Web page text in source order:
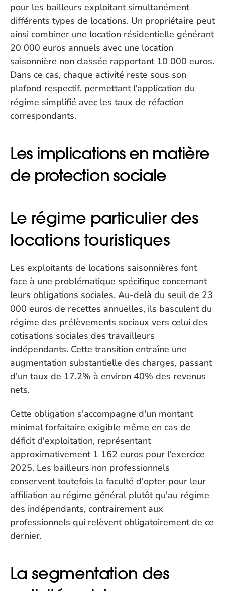
pour les bailleurs exploitant simultanément
différents types de locations. Un propriétaire peut
ainsi combiner une location résidentielle générant
20 000 euros annuels avec une location
saisonnière non classée rapportant 10 000 euros.
Dans ce cas, chaque activité reste sous son
plafond respectif, permettant l'application du
régime simplifié avec les taux de réfaction
correspondants.
Les implications en matière
de protection sociale
Le régime particulier des
locations touristiques
Les exploitants de locations saisonnières font
face à une problématique spécifique concernant
leurs obligations sociales. Au-delà du seuil de 23
000 euros de recettes annuelles, ils basculent du
régime des prélèvements sociaux vers celui des
cotisations sociales des travailleurs
indépendants. Cette transition entraîne une
augmentation substantielle des charges, passant
d'un taux de 17,2% à environ 40% des revenus
nets.
Cette obligation s'accompagne d'un montant
minimal forfaitaire exigible même en cas de
déficit d'exploitation, représentant
approximativement 1 162 euros pour l'exercice
2025. Les bailleurs non professionnels
conservent toutefois la faculté d'opter pour leur
affiliation au régime général plutôt qu'au régime
des indépendants, contrairement aux
professionnels qui relèvent obligatoirement de ce
dernier.
La segmentation des